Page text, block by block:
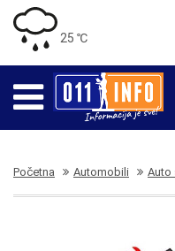
25 ℃
Početna Automobili Auto